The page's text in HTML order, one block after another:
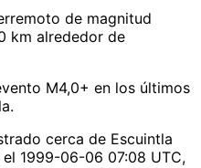
de magnitud
km alrededor de
M4,0+ en los últimos
cerca de Escuintla
1999-06-06 07:08 UTC,